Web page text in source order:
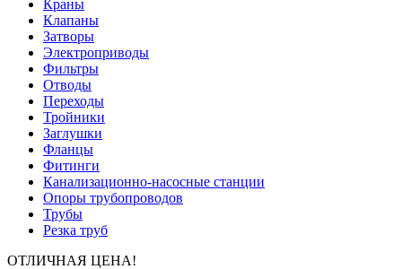
Краны
Клапаны
Затворы
Электроприводы
Фильтры
Отводы
Переходы
Тройники
Заглушки
Фланцы
Фитинги
Канализационно-насосные станции
Опоры трубопроводов
Трубы
Резка труб
ОТЛИЧНАЯ ЦЕНА!